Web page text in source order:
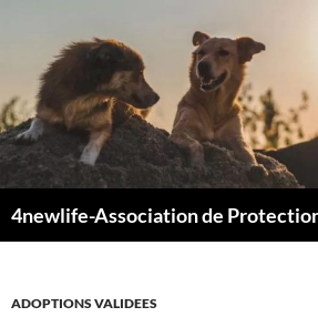
ADOPTIONS VALIDEES